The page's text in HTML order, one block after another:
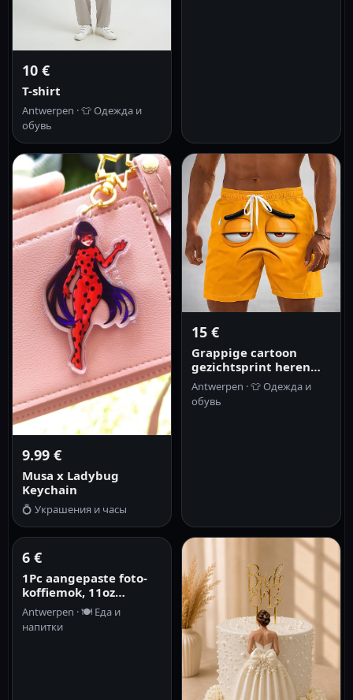
10 €
T-shirt
Antwerpen ·👕Одежда и
обувь
9.99 €
Musa x Ladybug
Keychain
💍 Украшения и часы
15 €
Grappige cartoon
gezichtsprint heren
strandshorts,
sneldrogend,
ademend, trekkoord,
Antwerpen ·👕Одежда и
обувь
6 €
1Pc aangepaste foto-
koffiemok, 11oz
gepersonaliseerde
mok, afbeelding, tekst
- vriend, vriendin,
Antwerpen ·🍽️ Еда и
напитки